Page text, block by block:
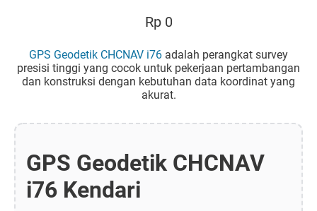
Rp 0
GPS Geodetik CHCNAV i76 adalah perangkat survey
presisi tinggi yang cocok untuk pekerjaan pertambangan
dan konstruksi dengan kebutuhan data koordinat yang
akurat.
GPS Geodetik CHCNAV
i76 Kendari